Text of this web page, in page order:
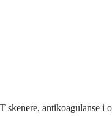
antikoagulanse